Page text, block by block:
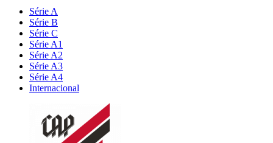
Série A
Série B
Série C
Série A1
Série A2
Série A3
Série A4
Internacional